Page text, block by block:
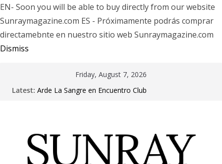
EN- Soon you will be able to buy directly from our website
Sunraymagazine.com ES - Próximamente podrás comprar
directamebnte en nuestro sitio web Sunraymagazine.com
Dismiss
Friday, August 7, 2026
Latest: Arde La Sangre en Encuentro Club
Fear Factory live at Groove, Buenos Aires, celebrating
30 years of “Demanufacture”